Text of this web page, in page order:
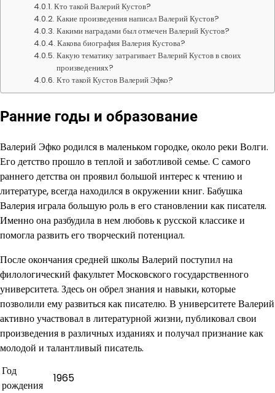
Кто такой Валерий Кустов?
Какие произведения написал Валерий Кустов?
Какими наградами был отмечен Валерий Кустов?
Какова биография Валерия Кустова?
Какую тематику затрагивает Валерий Кустов в своих
произведениях?
Кто такой Кустов Валерий Эфко?
Ранние годы и образование
Валерий Эфко родился в маленьком городке, около реки Волги.
Его детство прошло в теплой и заботливой семье. С самого
раннего детства он проявил большой интерес к чтению и
литературе, всегда находился в окружении книг. Бабушка
Валерия играла большую роль в его становлении как писателя.
Именно она разбудила в нем любовь к русской классике и
помогла развить его творческий потенциал.
После окончания средней школы Валерий поступил на
филологический факультет Московского государственного
университета. Здесь он обрел знания и навыки, которые
позволили ему развиться как писателю. В университете Валерий
активно участвовал в литературной жизни, публиковал свои
произведения в различных изданиях и получал признание как
молодой и талантливый писатель.
Год
рождения
1965